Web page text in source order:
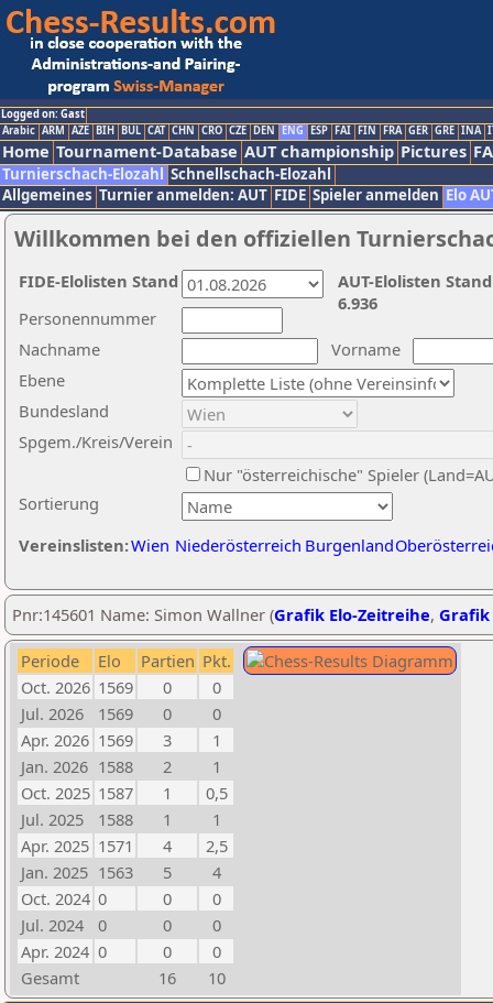
Logged on: Gast
Arabic ARM AZE BIH BUL CAT CHN CRO CZE DEN ENG ESP FAI FIN FRA GER GRE INA
Home Tournament-Database AUT championship Pictures
Turnierschach-Elozahl Schnellschach-Elozahl
Allgemeines Turnier anmelden: AUT FIDE Spieler anmelden Elo
Willkommen bei den offiziellen
Nachname
Vorname
Ebene
Sortierung
Personennummer
Bundesland
Spgem./Kreis/Verein
Nur "österreichische" Spieler
Vereinslisten:Wien Niederösterreich Burgenland
AUT-Elolisten
6.936
FIDE-Elolisten Stand
Pnr:145601 Name: Simon Wallner (Grafik Elo-Zeitreihe, Grafik
Periode Elo Partien Pkt.
Oct. 2026 1569 0
0
Jul. 2026
1569 0
0
Apr. 2026 1569 3
1
Jan. 2026 1588 2
1
Oct. 2025 1587 1
0,5
Jul. 2025
1588 1
1
Apr. 2025 1571 4
2,5
Jan. 2025 1563 5
4
Oct. 2024 0 0
0
Jul. 2024
0 0
0
Apr. 2024 0 0
0
Gesamt
16 10